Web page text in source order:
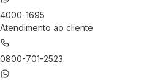
4000-1695
Atendimento ao cliente
0800-701-2523